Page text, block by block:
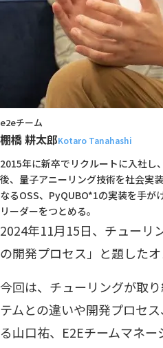
e2eチーム
棚橋 耕太郎Kotaro Tanahashi
2015年に新卒でリクルートに入社し
後、量子アニーリング技術を社会実
なるOSS、PyQUBO*1の実装を手が
リーダーをつとめる。
2024年11月15日、チューリ
の開発プロセス」と題した
今回は、チューリングが取
テムとの違いや開発プロセ
る山口祐、E2Eチームマネ